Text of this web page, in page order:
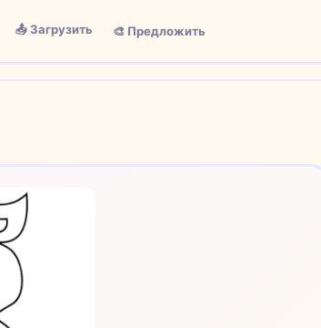
📤 Загрузить 🎨 Предложить